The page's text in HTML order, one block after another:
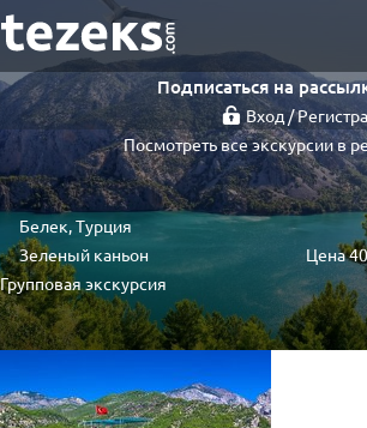
Подписаться на
Вход /
Посмотреть все экскурсии в
Белек, Турция
Зеленый каньон
Групповая экскурсия
Цена